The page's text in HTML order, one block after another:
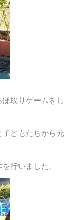
取りゲームをし
子どもたちから元
行いました。